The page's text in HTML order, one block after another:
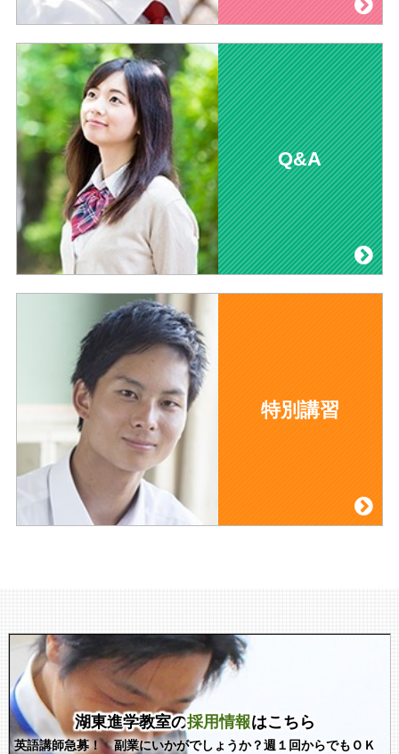
Q&A
特別講習
湖東進学教室の採用情報はこちら
英語講師急募！ 副業にいかがでしょうか？週１回からでもＯＫ